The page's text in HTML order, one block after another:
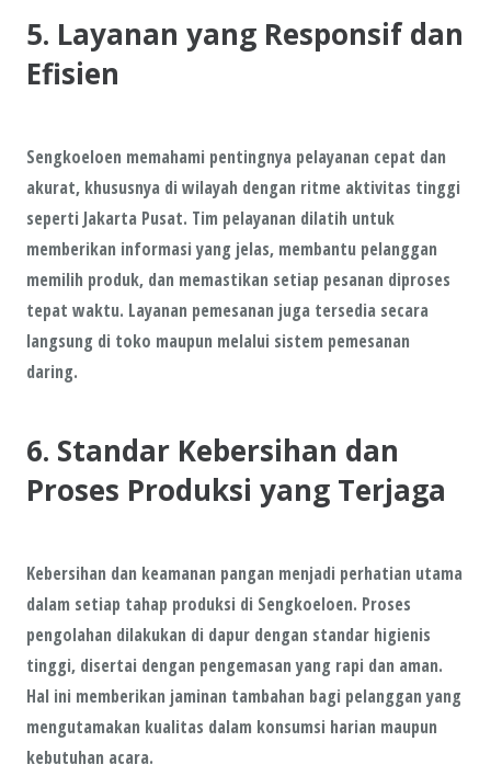
5. Layanan yang Responsif dan
Efisien
Sengkoeloen memahami pentingnya pelayanan cepat dan
akurat, khususnya di wilayah dengan ritme aktivitas tinggi
seperti Jakarta Pusat. Tim pelayanan dilatih untuk
memberikan informasi yang jelas, membantu pelanggan
memilih produk, dan memastikan setiap pesanan diproses
tepat waktu. Layanan pemesanan juga tersedia secara
langsung di toko maupun melalui sistem pemesanan
daring.
6. Standar Kebersihan dan
Proses Produksi yang Terjaga
Kebersihan dan keamanan pangan menjadi perhatian utama
dalam setiap tahap produksi di Sengkoeloen. Proses
pengolahan dilakukan di dapur dengan standar higienis
tinggi, disertai dengan pengemasan yang rapi dan aman.
Hal ini memberikan jaminan tambahan bagi pelanggan yang
mengutamakan kualitas dalam konsumsi harian maupun
kebutuhan acara.